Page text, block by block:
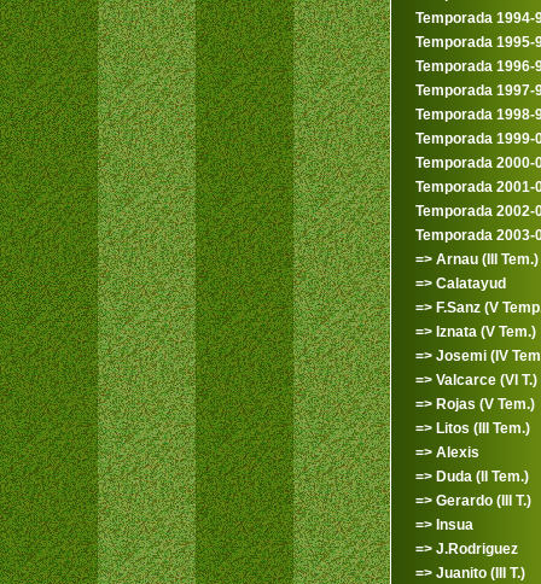
Temporada 1994-
Temporada 1995-
Temporada 1996-
Temporada 1997-
Temporada 1998-
Temporada 1999-
Temporada 2000-
Temporada 2001-
Temporada 2002-
Temporada 2003-
=> Arnau (III Tem.)
=> Calatayud
=> F.Sanz (V
=> Iznata (V Tem.)
=> Josemi (IV
=> Valcarce (VI T.)
=> Rojas (V Tem.)
=> Litos (III Tem.)
=> Alexis
=> Duda (II Tem.)
=> Gerardo (III T.)
=> Insua
=> J.Rodriguez
=> Juanito (III T.)